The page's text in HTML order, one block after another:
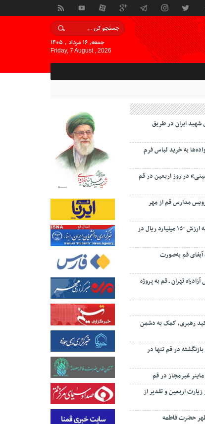
جمعه, ۱۶ مرداد , ۱۴۰۵
Friday, 7 August , 2026
ایران در طریق
به خرید لباس فرم
در روز اربعین در قم
مدارس قم از مهر
کشف ۱۰ تن چای قاچاق به ارزش ۱۵۰ میلیارد ریال در
آبفای قم به‌صورت
آزادراه تهران ـ قم به پروژه
رهبری، کمک به دشمن
همت ارز بازنگشته در قم تنها در
غیرمجاز در قم
اربعین و تقدیر از
حضرت فاطمه